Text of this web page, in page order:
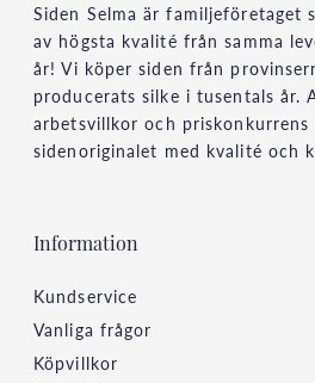
Siden Selma är familjeföretaget
av högsta kvalité från samma
år! Vi köper siden från
producerats silke i tusentals år.
arbetsvillkor och priskonkurrens
sidenoriginalet med kvalité och
Information
Kundservice
Vanliga frågor
Köpvillkor